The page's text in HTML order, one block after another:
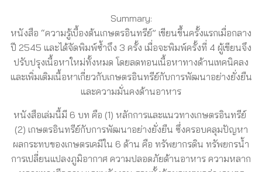
Summary:
หนังสือ “ความรู้เบื้องต้นเกษตรอินทรีย์” เขียนขึ้นครั้งแรกเมื่อกลาง
ปี 2545 และได้จัดพิมพ์ซ้ำถึง 3 ครั้ง เมื่อจะพิมพ์ครั้งที่ 4 ผู้เขียนจึง
ปรับปรุงเนื้อหาใหม่ทั้งหมด โดยลดทอนเนื้อหาทางด้านเทคนิคลง
และเพิ่มเติมเนื้อหาเกี่ยวกับเกษตรอินทรีย์กับการพัฒนาอย่างยั่งยืน
และความมั่นคงด้านอาหาร
หนังสือเล่มนี้มี 6 บท คือ (1) หลักการและแนวทางเกษตรอินทรีย์
(2) เกษตรอินทรีย์กับการพัฒนาอย่างยั่งยืน ซึ่งครอบคลุมปัญหา
ผลกระทบของเกษตรเคมีใน 6 ด้าน คือ ทรัพยากรดิน ทรัพยกรน้ำ
การเปลี่ยนแปลงภูมิอากาศ ความปลอดภัยด้านอาหาร ความหลาก